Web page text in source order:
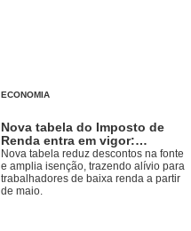
ECONOMIA
Nova tabela do Imposto de
Renda entra em vigor:
trabalhadores com renda de
até R$ 3.036 ficam isentos
Nova tabela reduz descontos na fonte
e amplia isenção, trazendo alívio para
trabalhadores de baixa renda a partir
de maio.